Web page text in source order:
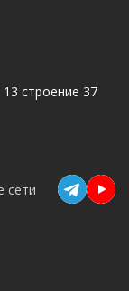
строение 37
сети